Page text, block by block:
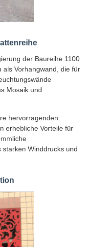
der Baureihe 1100
als Vorhangwand, die für
Mosaik und
hervorragenden
erhebliche Vorteile für
Winddrucks und